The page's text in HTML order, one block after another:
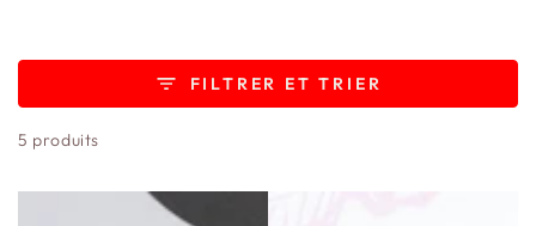
FILTRER ET TRIER
5 produits